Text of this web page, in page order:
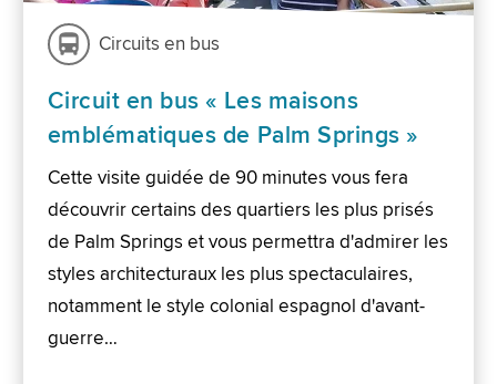
Circuits en bus
Circuit en bus « Les maisons
emblématiques de Palm Springs »
Cette visite guidée de 90 minutes vous fera
découvrir certains des quartiers les plus prisés
de Palm Springs et vous permettra d'admirer les
styles architecturaux les plus spectaculaires,
notamment le style colonial espagnol d'avant-
guerre…